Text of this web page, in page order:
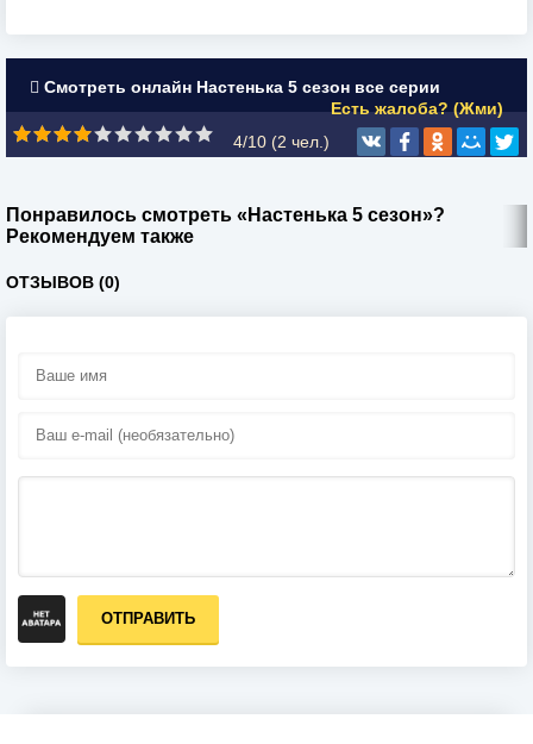
Смотреть онлайн Настенька 5 сезон все серии
Есть жалоба? (Жми)
4/10 (2 чел.)
Понравилось смотреть «Настенька 5 сезон»?
Рекомендуем также
ОТЗЫВОВ (0)
ОТПРАВИТЬ